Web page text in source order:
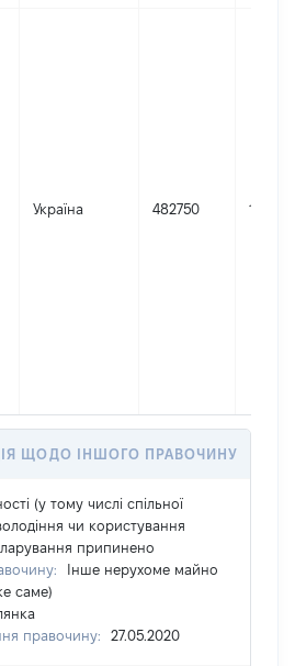
Україна 482750
ЩОДО ІНШОГО ПРАВОЧИНУ
(у тому числі спільної
чи користування
припинено
Інше нерухоме майно
саме)
правочину:
27.05.2020